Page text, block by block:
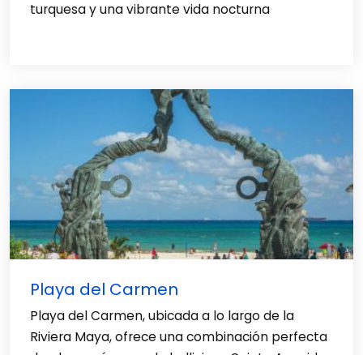
turquesa y una vibrante vida nocturna
Playa del Carmen
Playa del Carmen, ubicada a lo largo de la
Riviera Maya, ofrece una combinación perfecta